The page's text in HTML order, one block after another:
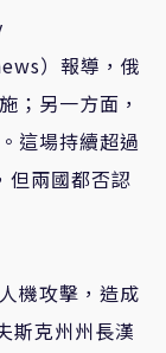
）報導，俄
；另一方面，
這場持續超過
但兩國都否認
機攻擊，造成
斯克州州長漢